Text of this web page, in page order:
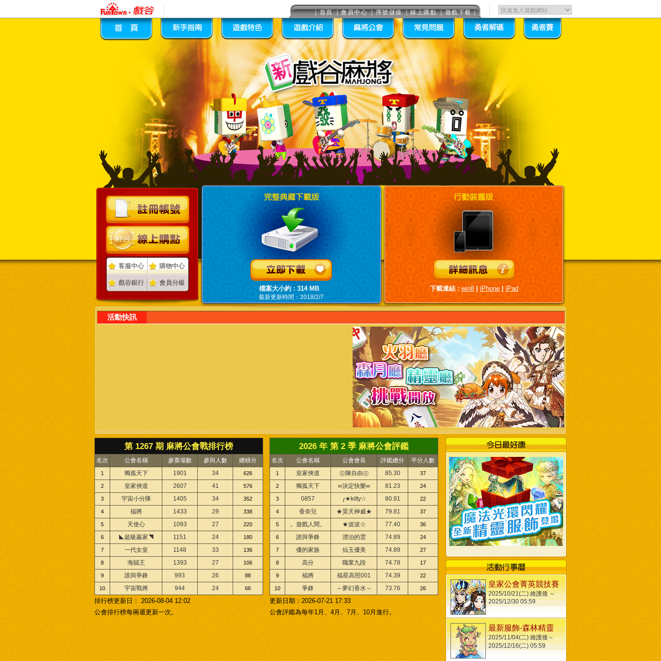
客服中心 購物中心
戲谷銀行
會員分級
檔案大小約 : 314 MB
最新更新時間：2018/2/7
下載連結 : win8 iPhone iPad
活動快訊
皇家公會菁英競技賽
2025/10/21(二) 維護後 ～
2025/12/30 05:59
最新服飾-森林精靈
2025/11/04(二) 維護後～
2025/12/16(二) 05:59